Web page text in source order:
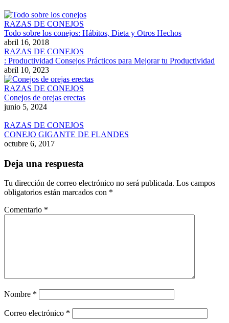
RAZAS DE CONEJOS
Todo sobre los conejos: Hábitos, Dieta y Otros Hechos
abril 16, 2018
RAZAS DE CONEJOS
: Productividad Consejos Prácticos para Mejorar tu Productividad
abril 10, 2023
RAZAS DE CONEJOS
Conejos de orejas erectas
junio 5, 2024
RAZAS DE CONEJOS
CONEJO GIGANTE DE FLANDES
octubre 6, 2017
Deja una respuesta
Tu dirección de correo electrónico no será publicada. Los campos
obligatorios están marcados con *
Comentario *
Nombre *
Correo electrónico *